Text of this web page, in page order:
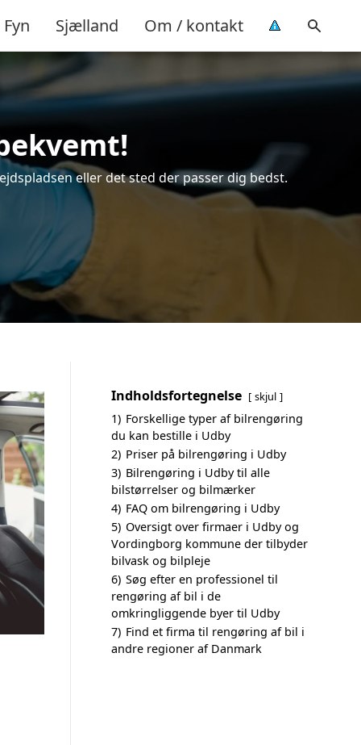
Fyn Sjælland Om / kontakt
eller det sted der passer dig bedst.
Indholdsfortegnelse skjul
1) Forskellige typer af bilrengøring
du kan bestille i Udby
2) Priser på bilrengøring i Udby
3) Bilrengøring i Udby til alle
bilstørrelser og bilmærker
4) FAQ om bilrengøring i Udby
5) Oversigt over firmaer i Udby og
Vordingborg kommune der tilbyder
bilvask og bilpleje
6) Søg efter en professionel til
rengøring af bil i de
omkringliggende byer til Udby
7) Find et firma til rengøring af bil i
andre regioner af Danmark